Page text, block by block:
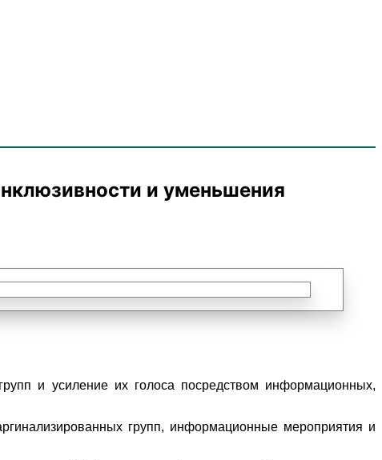
и уменьшения
и усиление их голоса посредством информационных,
групп, информационные мероприятия и